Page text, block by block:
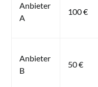
Anbieter
A
100 €
Anbieter
B
50 €